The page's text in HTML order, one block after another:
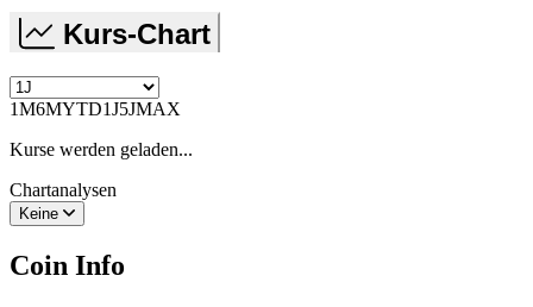
Kurs-Chart
1M6MYTD1J5JMAX
Kurse werden geladen...
Chartanalysen
Keine
Coin Info